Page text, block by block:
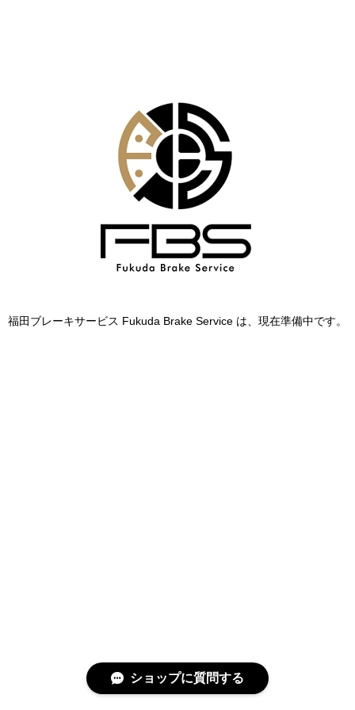
福田ブレーキサービス Fukuda Brake Service は、現在準備中です。
ショップに質問する